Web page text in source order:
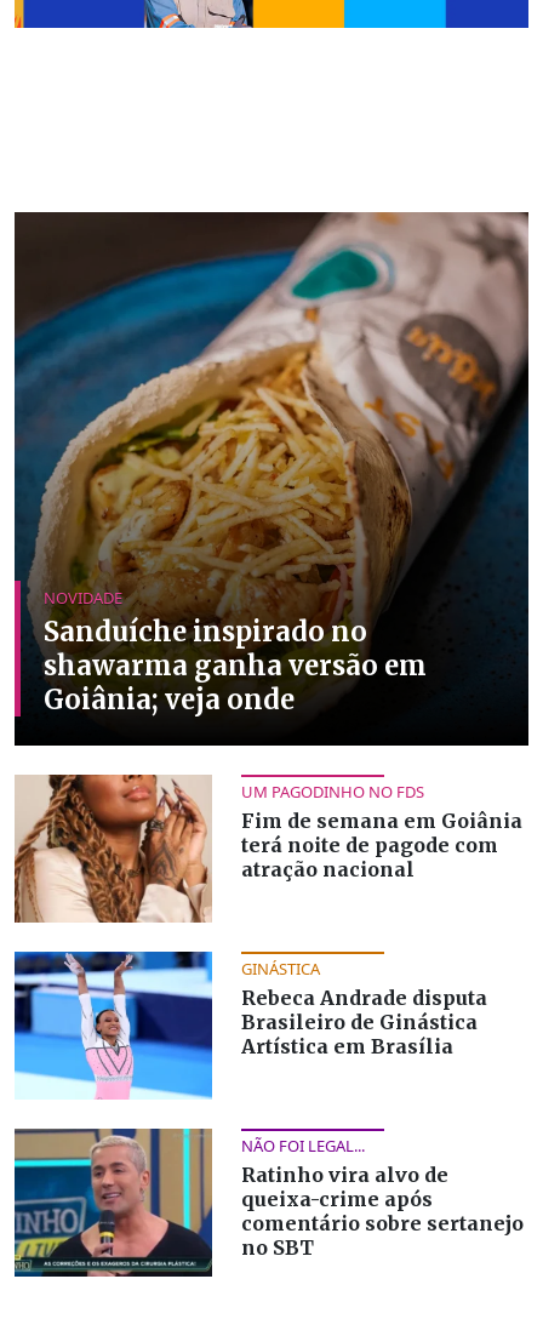
NOVIDADE
Sanduíche inspirado no
shawarma ganha versão em
Goiânia; veja onde
UM PAGODINHO NO FDS
Fim de semana em Goiânia
terá noite de pagode com
atração nacional
GINÁSTICA
Rebeca Andrade disputa
Brasileiro de Ginástica
Artística em Brasília
NÃO FOI LEGAL...
Ratinho vira alvo de
queixa-crime após
comentário sobre sertanejo
no SBT